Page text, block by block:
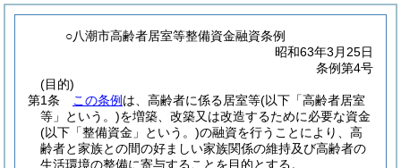
○八潮市高齢者居室等整備資金融資条例
昭和63年3月25日
条例第4号
(目的)
第1条
この条例 は、高齢者に係る居室等(以下「高齢者居室
等」という。)を増築、改築又は改造するために必要な資金
(以下「整備資金」という。)の融資を行うことにより、高
齢者と家族との間の好ましい家族関係の維持及び高齢者の
生活環境の整備に寄与することを目的とする。